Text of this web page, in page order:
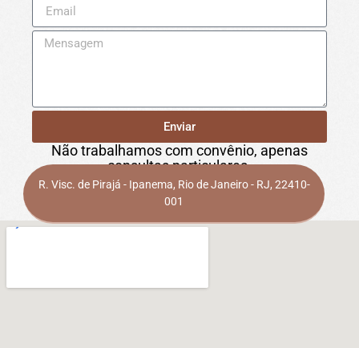
Enviar
Não trabalhamos com convênio, apenas
consultas particulares.
R. Visc. de Pirajá - Ipanema, Rio de Janeiro - RJ, 22410-
001